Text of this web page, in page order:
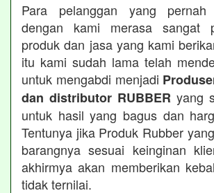
Para pelanggan yang pernah
dengan kami merasa sangat
produk dan jasa yang kami
itu kami sudah lama telah
untuk mengabdi menjadi
dan distributor RUBBER yang
untuk hasil yang bagus dan
Tentunya jika Produk Rubber
barangnya sesuai keinginan
akhirmya akan memberikan
tidak ternilai.